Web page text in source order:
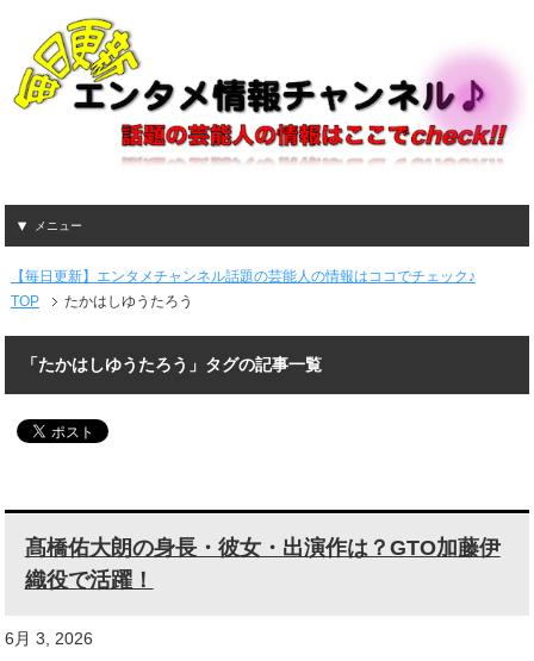
メニュー
【毎日更新】エンタメチャンネル話題の芸能人の情報はココでチェック♪
TOP
たかはしゆうたろう
「たかはしゆうたろう」タグの記事一覧
髙橋佑大朗の身長・彼女・出演作は？GTO加藤伊
織役で活躍！
6月 3, 2026